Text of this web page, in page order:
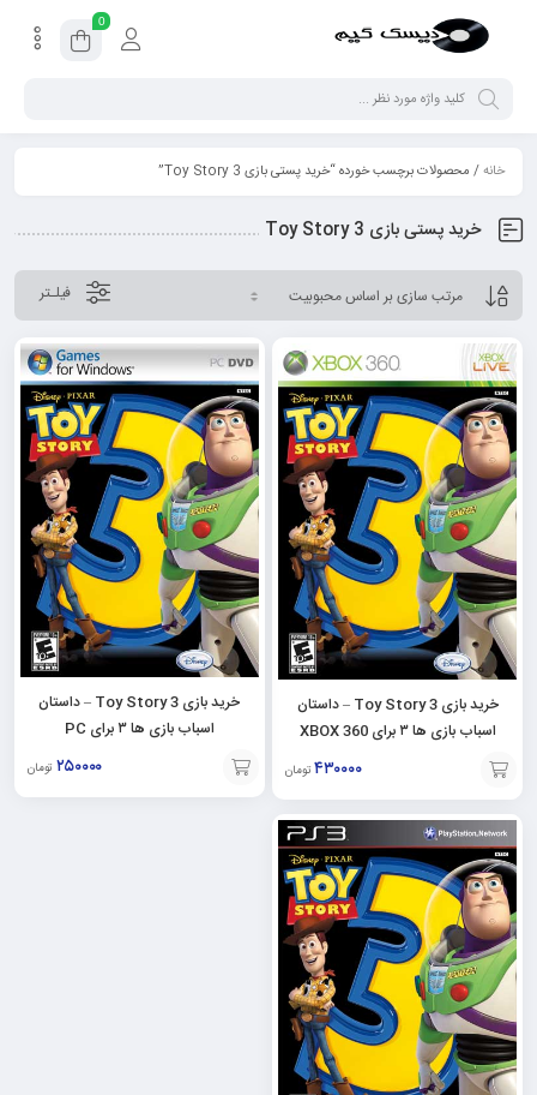
0
خانه/ محصولات برچسب خورده “خرید پستی بازی Toy Story 3”
خرید پستی بازی Toy Story 3
فیلـتر
خرید بازی Toy Story 3 – داستان
اسباب بازی ها ۳ برای XBOX 360
۴۳۰۰۰۰ تومان
افزودن
به
سبد
خرید بازی Toy Story 3 – داستان
اسباب بازی ها ۳ برای PC
۲۵۰۰۰۰ تومان
افزودن